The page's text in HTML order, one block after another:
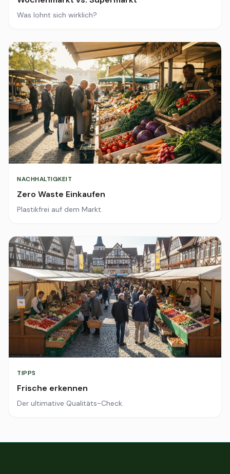
Was lohnt sich wirklich?
NACHHALTIGKEIT
Zero Waste Einkaufen
Plastikfrei auf dem Markt.
TIPPS
Frische erkennen
Der ultimative Qualitäts-Check.